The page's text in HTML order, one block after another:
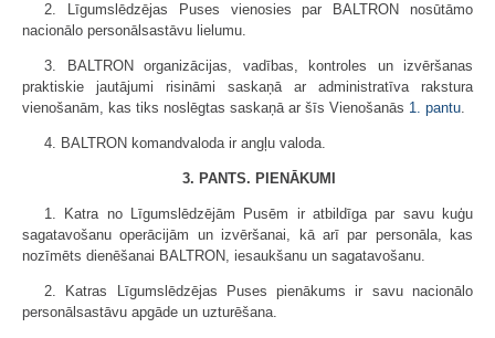
2. Līgumslēdzējas Puses vienosies par BALTRON nosūtāmo
nacionālo personālsastāvu lielumu.
3. BALTRON organizācijas, vadības, kontroles un izvēršanas
praktiskie jautājumi risināmi saskaņā ar administratīva rakstura
vienošanām, kas tiks noslēgtas saskaņā ar šīs Vienošanās 1. pantu.
4. BALTRON komandvaloda ir angļu valoda.
3. PANTS. PIENĀKUMI
1. Katra no Līgumslēdzējām Pusēm ir atbildīga par savu kuģu
sagatavošanu operācijām un izvēršanai, kā arī par personāla, kas
nozīmēts dienēšanai BALTRON, iesaukšanu un sagatavošanu.
2. Katras Līgumslēdzējas Puses pienākums ir savu nacionālo
personālsastāvu apgāde un uzturēšana.